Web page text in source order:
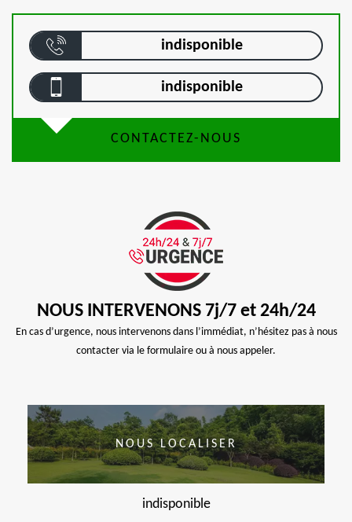
indisponible
indisponible
CONTACTEZ-NOUS
NOUS INTERVENONS 7j/7 et 24h/24
En cas d’urgence, nous intervenons dans l’immédiat, n’hésitez pas à nous
contacter via le formulaire ou à nous appeler.
NOUS LOCALISER
indisponible